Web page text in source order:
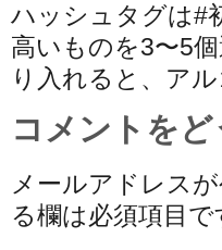
ハッシュタグは#
高いものを3〜5
り入れると、ア
コメントを
メールアドレス
る欄は必須項目で